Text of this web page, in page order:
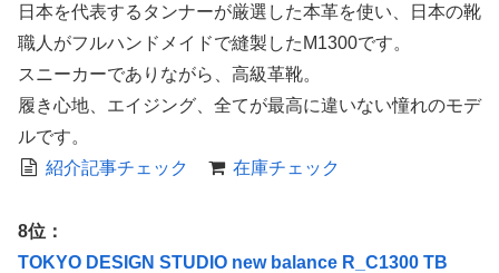
日本を代表するタンナーが厳選した本革を使い、日本の靴
職人がフルハンドメイドで縫製したM1300です。
スニーカーでありながら、高級革靴。
履き心地、エイジング、全てが最高に違いない憧れのモデ
ルです。
紹介記事チェック
在庫チェック
8位：
TOKYO DESIGN STUDIO new balance R_C1300 TB